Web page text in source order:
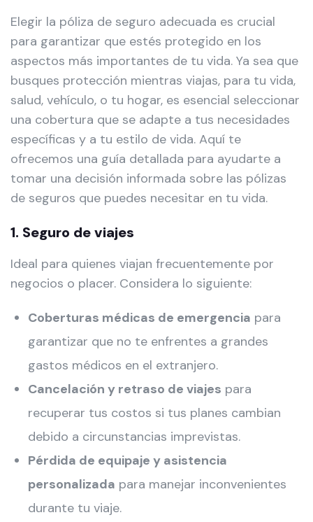
Elegir la póliza de seguro adecuada es crucial
para garantizar que estés protegido en los
aspectos más importantes de tu vida. Ya sea que
busques protección mientras viajas, para tu vida,
salud, vehículo, o tu hogar, es esencial seleccionar
una cobertura que se adapte a tus necesidades
específicas y a tu estilo de vida. Aquí te
ofrecemos una guía detallada para ayudarte a
tomar una decisión informada sobre las pólizas
de seguros que puedes necesitar en tu vida.
1. Seguro de viajes
Ideal para quienes viajan frecuentemente por
negocios o placer. Considera lo siguiente:
Coberturas médicas de emergencia para
garantizar que no te enfrentes a grandes
gastos médicos en el extranjero.
Cancelación y retraso de viajes para
recuperar tus costos si tus planes cambian
debido a circunstancias imprevistas.
Pérdida de equipaje y asistencia
personalizada para manejar inconvenientes
durante tu viaje.